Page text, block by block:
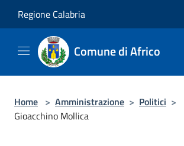
Regione Calabria
Comune di Africo
Home > Amministrazione > Politici >
Gioacchino Mollica